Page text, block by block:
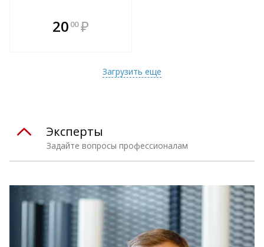
20 00 ₽
Загрузить еще
Задайте вопросы профессионалам
Эксперты